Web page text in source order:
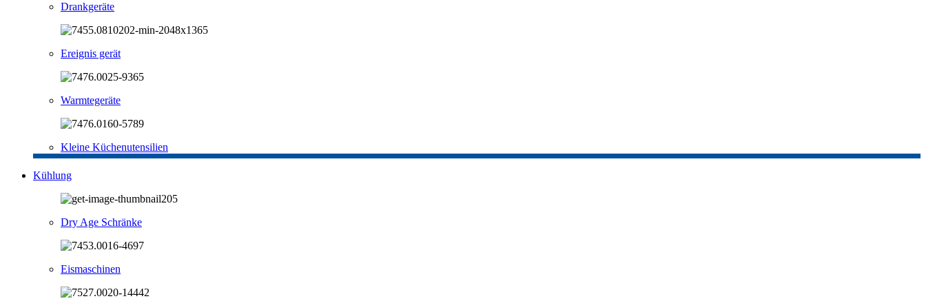
Drankgeräte
Ereignis gerät
Warmtegeräte
Kleine Küchenutensilien
Kühlung
Dry Age Schränke
Eismaschinen